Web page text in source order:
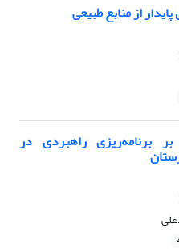
از منابع‌ طبیعی
بر برنامه‌ریزی راهبردی در